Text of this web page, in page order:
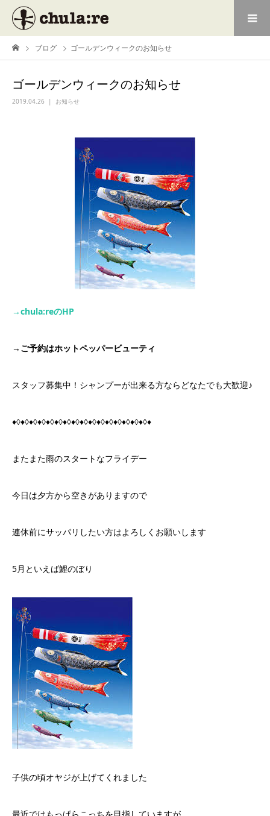
ブログ ゴールデンウィークのお知らせ
ゴールデンウィークのお知らせ
2019.04.26 お知らせ
→chula:reのHP
→ ご予約はホットペッパービューティ
スタッフ募集中！シャンプーが出来る方ならどなたでも大歓迎♪
♦◊♦◊♦◊♦◊♦◊♦◊♦◊♦◊♦◊♦◊♦◊♦◊♦◊♦◊♦◊♦◊♦
またまた雨のスタートなフライデー
今日は夕方から空きがありますので
連休前にサッパリしたい方はよろしくお願いします
5月といえば鯉のぼり
子供の頃オヤジが上げてくれました